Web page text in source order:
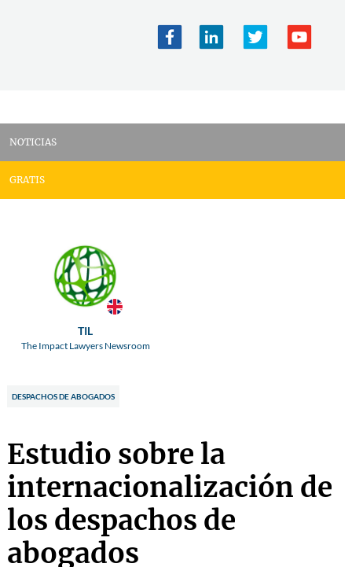
NOTICIAS
GRATIS
TIL
The Impact Lawyers Newsroom
DESPACHOS DE ABOGADOS
Estudio sobre la
internacionalización de
los despachos de
abogados